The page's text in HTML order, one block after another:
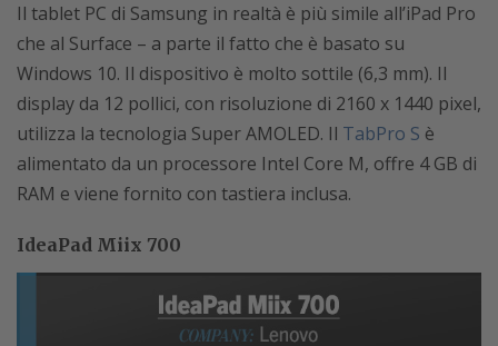
Il tablet PC di Samsung in realtà è più simile all’iPad Pro
che al Surface – a parte il fatto che è basato su
Windows 10. Il dispositivo è molto sottile (6,3 mm). Il
display da 12 pollici, con risoluzione di 2160 x 1440 pixel,
utilizza la tecnologia Super AMOLED. Il TabPro S è
alimentato da un processore Intel Core M, offre 4 GB di
RAM e viene fornito con tastiera inclusa.
IdeaPad Miix 700